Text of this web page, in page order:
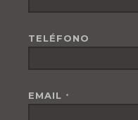
TELÉFONO
EMAIL *